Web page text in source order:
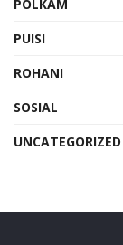
POLKAM
PUISI
ROHANI
SOSIAL
UNCATEGORIZED